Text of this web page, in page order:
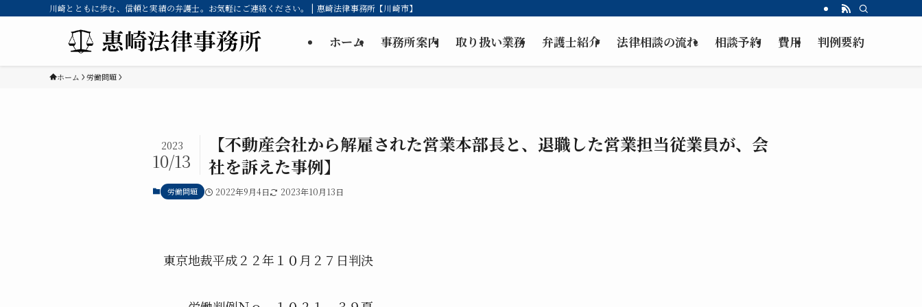
川崎とともに歩む、信頼と実績の弁護士。お気軽にご連絡ください。 | 惠崎法律事務所【川崎市】
ホーム 事務所案内 取り扱い業務 弁護士紹介 法律相談の流れ 相談予約 費用 判例要約
ホーム 労働問題
【不動産会社から解雇された営業本部長と、退職した営業担当従業員が、会
社を訴えた事例】
2023
10/13
労働問題 2022年9月4日 2023年10月13日
東京地裁平成２２年１０月２７日判決